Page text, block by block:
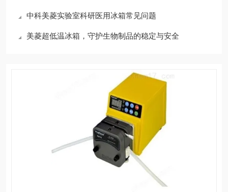
中科美菱实验室科研医用冰箱常见问题
美菱超低温冰箱，守护生物制品的稳定与安全